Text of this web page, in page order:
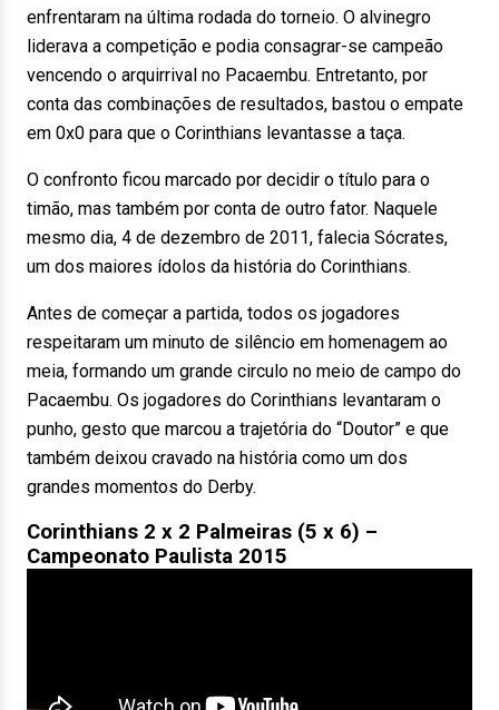
enfrentaram na última rodada do torneio. O alvinegro
liderava a competição e podia consagrar-se campeão
vencendo o arquirrival no Pacaembu. Entretanto, por
conta das combinações de resultados, bastou o empate
em 0x0 para que o Corinthians levantasse a taça.
O confronto ficou marcado por decidir o título para o
timão, mas também por conta de outro fator. Naquele
mesmo dia, 4 de dezembro de 2011, falecia Sócrates,
um dos maiores ídolos da história do Corinthians.
Antes de começar a partida, todos os jogadores
respeitaram um minuto de silêncio em homenagem ao
meia, formando um grande circulo no meio de campo do
Pacaembu. Os jogadores do Corinthians levantaram o
punho, gesto que marcou a trajetória do “Doutor” e que
também deixou cravado na história como um dos
grandes momentos do Derby.
Corinthians 2 x 2 Palmeiras (5 x 6) –
Campeonato Paulista 2015